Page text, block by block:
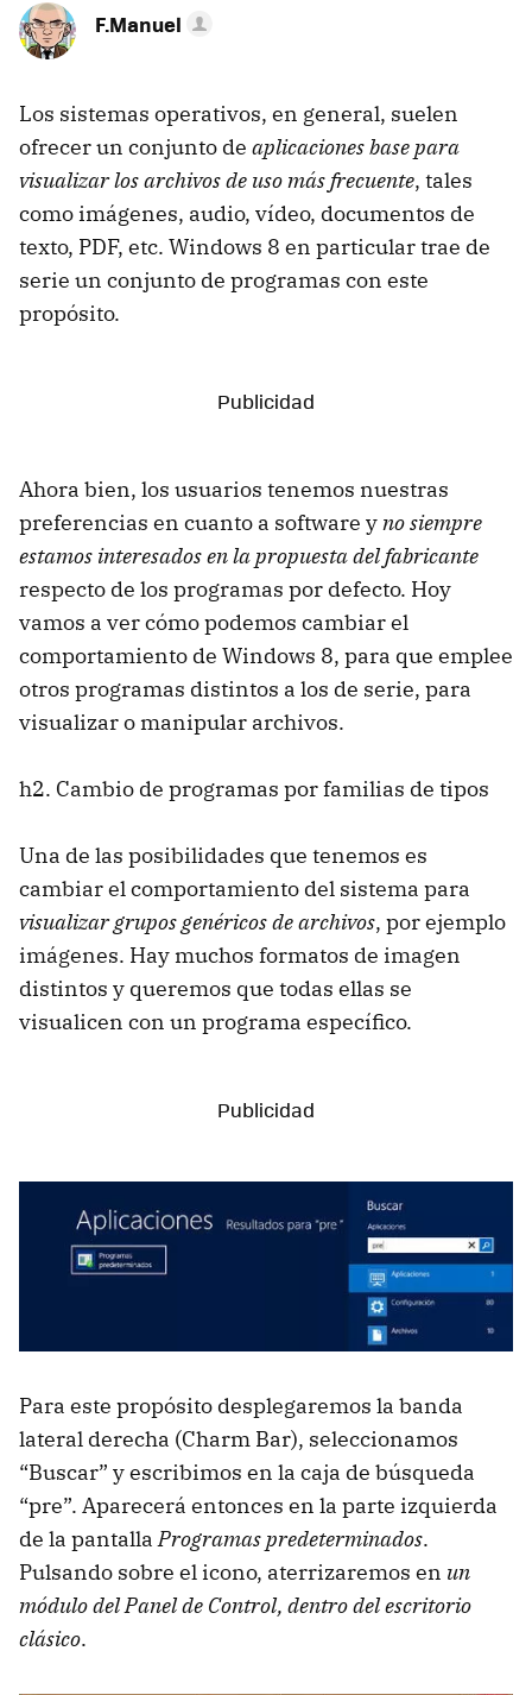
F.Manuel
Los sistemas operativos, en general, suelen
ofrecer un conjunto de aplicaciones base para
visualizar los archivos de uso más frecuente, tales
como imágenes, audio, vídeo, documentos de
texto, PDF, etc. Windows 8 en particular trae de
serie un conjunto de programas con este
propósito.
Ahora bien, los usuarios tenemos nuestras
preferencias en cuanto a software yno siempre
estamos interesados en la propuesta del fabricante
respecto de los programas por defecto. Hoy
vamos a ver cómo podemos cambiar el
comportamiento de Windows 8, para que emplee
otros programas distintos a los de serie, para
visualizar o manipular archivos.
h2. Cambio de programas por familias de tipos
Una de las posibilidades que tenemos es
cambiar el comportamiento del sistema para
visualizar grupos genéricos de archivos, por ejemplo
imágenes. Hay muchos formatos de imagen
distintos y queremos que todas ellas se
visualicen con un programa específico.
Para este propósito desplegaremos la banda
lateral derecha (Charm Bar), seleccionamos
“Buscar” y escribimos en la caja de búsqueda
“pre”. Aparecerá entonces en la parte izquierda
de la pantallaProgramas predeterminados.
Pulsando sobre el icono, aterrizaremos en un
módulo del Panel de Control, dentro del escritorio
clásico.